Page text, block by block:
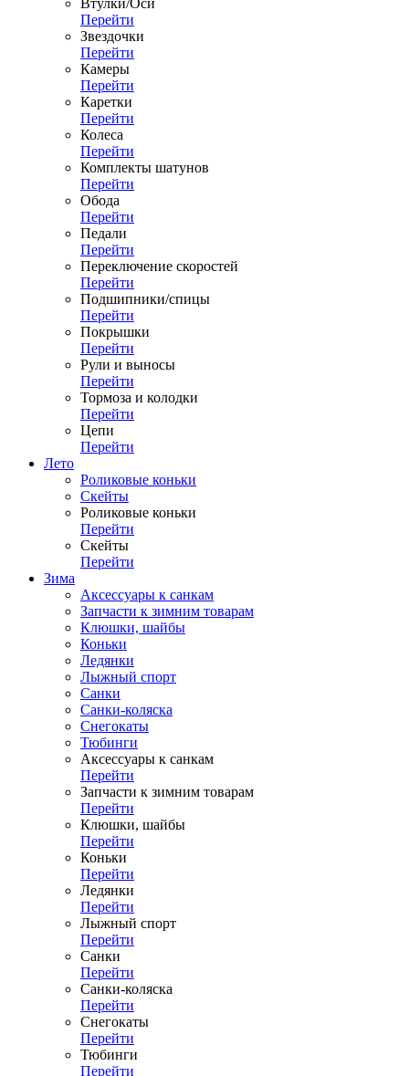
Втулки/Оси
Перейти
Звездочки
Перейти
Камеры
Перейти
Каретки
Перейти
Колеса
Перейти
Комплекты шатунов
Перейти
Обода
Перейти
Педали
Перейти
Переключение скоростей
Перейти
Подшипники/спицы
Перейти
Покрышки
Перейти
Рули и выносы
Перейти
Тормоза и колодки
Перейти
Цепи
Перейти
Лето
Роликовые коньки
Скейты
Роликовые коньки
Перейти
Скейты
Перейти
Зима
Аксессуары к санкам
Запчасти к зимним товарам
Клюшки, шайбы
Коньки
Ледянки
Лыжный спорт
Санки
Санки-коляска
Снегокаты
Тюбинги
Аксессуары к санкам
Перейти
Запчасти к зимним товарам
Перейти
Клюшки, шайбы
Перейти
Коньки
Перейти
Ледянки
Перейти
Лыжный спорт
Перейти
Санки
Перейти
Санки-коляска
Перейти
Снегокаты
Перейти
Тюбинги
Перейти